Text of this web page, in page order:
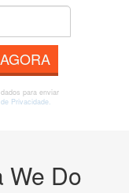
para enviar
Privacidade.
We Do